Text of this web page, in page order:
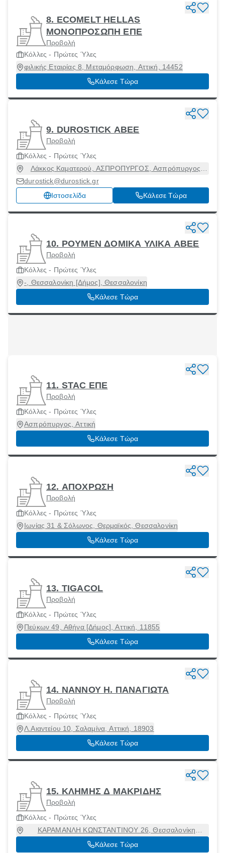
8. ECOMELT HELLAS
ΜΟΝΟΠΡΟΣΩΠΗ ΕΠΕ
Προβολή
Κόλλες - Πρώτες Ύλες
φιλικής Εταιρίας 8, Μεταμόρφωση, Αττική, 14452
Κάλεσε Τώρα
9. DUROSTICK ΑΒΕΕ
Προβολή
Κόλλες - Πρώτες Ύλες
Λάκκος Καματερού, ΑΣΠΡΟΠΥΡΓΟΣ, Ασπρόπυργος,
Αττική, 19300
durostick@durostick.gr
Ιστοσελίδα
Κάλεσε Τώρα
10. POYMEN ΔΟΜΙΚΑ ΥΛΙΚΑ ΑΒΕΕ
Προβολή
Κόλλες - Πρώτες Ύλες
-, Θεσσαλονίκη [Δήμος], Θεσσαλονίκη
Κάλεσε Τώρα
11. STAC ΕΠΕ
Προβολή
Κόλλες - Πρώτες Ύλες
Ασπρόπυργος, Αττική
Κάλεσε Τώρα
12. ΑΠΟΧΡΩΣΗ
Προβολή
Κόλλες - Πρώτες Ύλες
Ιωνίας 31 & Σόλωνος, Θερμαϊκός, Θεσσαλονίκη
Κάλεσε Τώρα
13. TIGACOL
Προβολή
Κόλλες - Πρώτες Ύλες
Πεύκων 49, Αθήνα [Δήμος], Αττική, 11855
Κάλεσε Τώρα
14. ΝΑΝΝΟΥ H. ΠΑΝΑΓΙΩΤΑ
Προβολή
Κόλλες - Πρώτες Ύλες
Λ.Αιαντείου 10, Σαλαμίνα, Αττική, 18903
Κάλεσε Τώρα
15. ΚΛΗΜΗΣ Δ ΜΑΚΡΙΔΗΣ
Προβολή
Κόλλες - Πρώτες Ύλες
ΚΑΡΑΜΑΝΛΗ ΚΩΝΣΤΑΝΤΙΝΟΥ 26, Θεσσαλονίκη
[Δήμος], Θεσσαλονίκη
Κάλεσε Τώρα